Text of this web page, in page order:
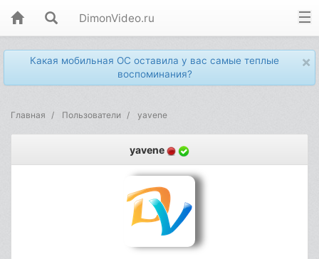
DimonVideo.ru
×
Какая мобильная ОС оставила у вас самые теплые
воспоминания?
Главная Пользователи yavene
yavene